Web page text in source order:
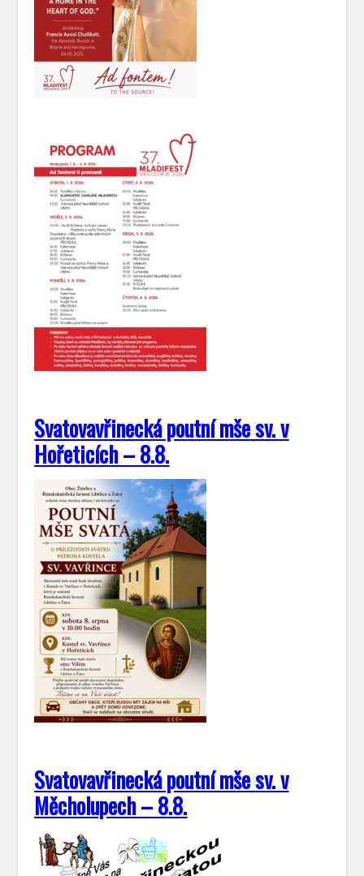
Svatovavřinecká poutní mše sv. v
Hořeticích – 8.8.
Svatovavřinecká poutní mše sv. v
Měcholupech – 8.8.